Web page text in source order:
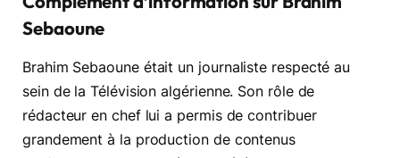
Sebaoune
Brahim Sebaoune était un journaliste respecté au
sein de la Télévision algérienne. Son rôle de
rédacteur en chef lui a permis de contribuer
grandement à la production de contenus